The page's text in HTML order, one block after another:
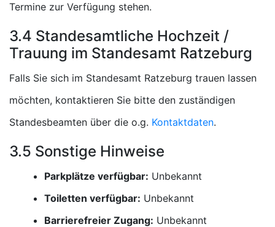
Termine zur Verfügung stehen.
3.4 Standesamtliche Hochzeit /
Trauung im Standesamt Ratzeburg
Falls Sie sich im Standesamt Ratzeburg trauen lassen
möchten, kontaktieren Sie bitte den zuständigen
Standesbeamten über die o.g. Kontaktdaten.
3.5 Sonstige Hinweise
Parkplätze verfügbar: Unbekannt
Toiletten verfügbar: Unbekannt
Barrierefreier Zugang: Unbekannt